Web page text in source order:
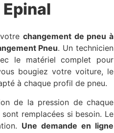
Epinal
votrechangement de pneu à
Pneu. Un technicien
le matériel complet pour
bougiez votre voiture, le
à chaque profil de pneu.
de la pression de chaque
remplacées si besoin. Le
Une demande en ligne